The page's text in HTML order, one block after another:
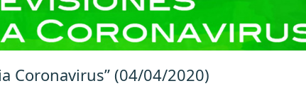
Coronavirus” (04/04/2020)